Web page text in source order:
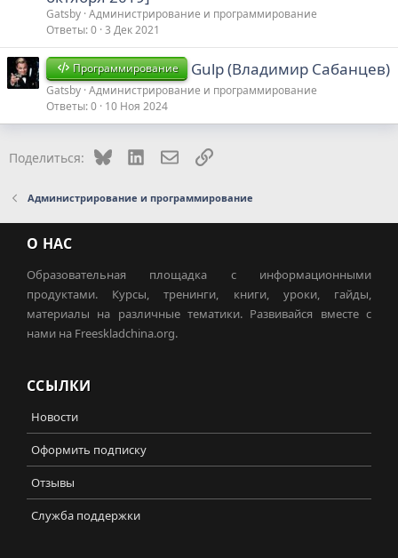
Gatsby Администрирование и программирование
Ответы 0 3 Дек 2021
Программирование Gulp (Владимир Сабанцев)
Gatsby Администрирование и программирование
Ответы 0 10 Ноя 2024
Поделиться: Bluesky LinkedInЭлектронная почта
Ссылка
Администрирование и программирование
О НАС
Образовательная площадка с информационными
продуктами. Курсы, тренинги, книги, уроки, гайды,
материалы на различные тематики. Развивайся вместе с
нами на Freeskladchina.org.
ССЫЛКИ
Новости
Оформить подписку
Отзывы
Служба поддержки